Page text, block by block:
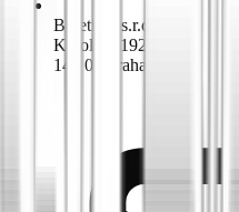
Biketime s.r.o.
K dolům 1924/42
143 00 Praha 4